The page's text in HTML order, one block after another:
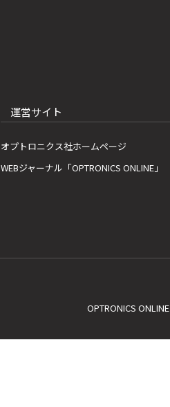
運営サイト
オプトロニクス社ホームページ
WEBジャーナル「OPTRONICS ONLINE」
OPTRONICS